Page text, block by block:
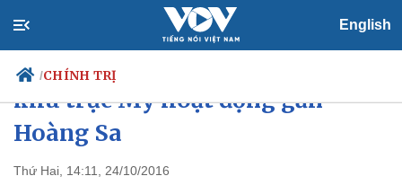
English
/CHÍNH TRỊ
Chính trị
Việt Nam lên tiếng về việc tàu
khu trục Mỹ hoạt động gần
Hoàng Sa
Thứ Hai, 14:11, 24/10/2016